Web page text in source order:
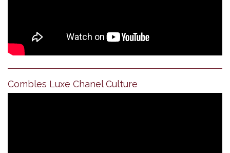
Combles Luxe Chanel Culture